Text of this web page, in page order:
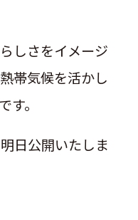
しさをイメージ
帯気候を活かし
す。
日公開いたしま